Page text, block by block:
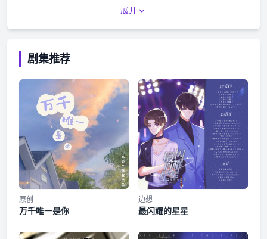
第三期·麻烦
第六期·只喜欢你
第七期·过往
番外一·Marry
第八期·专属
后期：三三视觉设计：旺旺小早题字：话梅录音棚：九万哩工
作室录音师：田田字幕：OCIR·字幕组=配音组=游忱：陈冠豪
陵千叶参与配音：迦陵千叶、偌镝、风神叹、冬赫、沐遥、张
硕、李衍珩、君宿酒、泠落、杨川、灵均、苏承心、空灵薇
薇、煊煊、王世旸、HAN=主题曲=《亲亲我》策 划：蒂莉瑟
丝作编曲：diu作 词：青山北演 唱：阿寒混 音：何豆雪碧oo原
著，Candy Tree Studio携手九万哩工作室联合出品，猫耳FM
全网独播。广播剧《亲亲我》全一季，12月25日起，每周一更
新，欢迎收听。——猫耳FM独家播出，付费内容禁止二改、二
传及商用——
展开
剧集推荐
原创
万千唯一是你
边想
最闪耀的星星